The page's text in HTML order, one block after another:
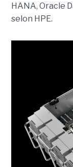
HANA, Oracle
selon HPE.